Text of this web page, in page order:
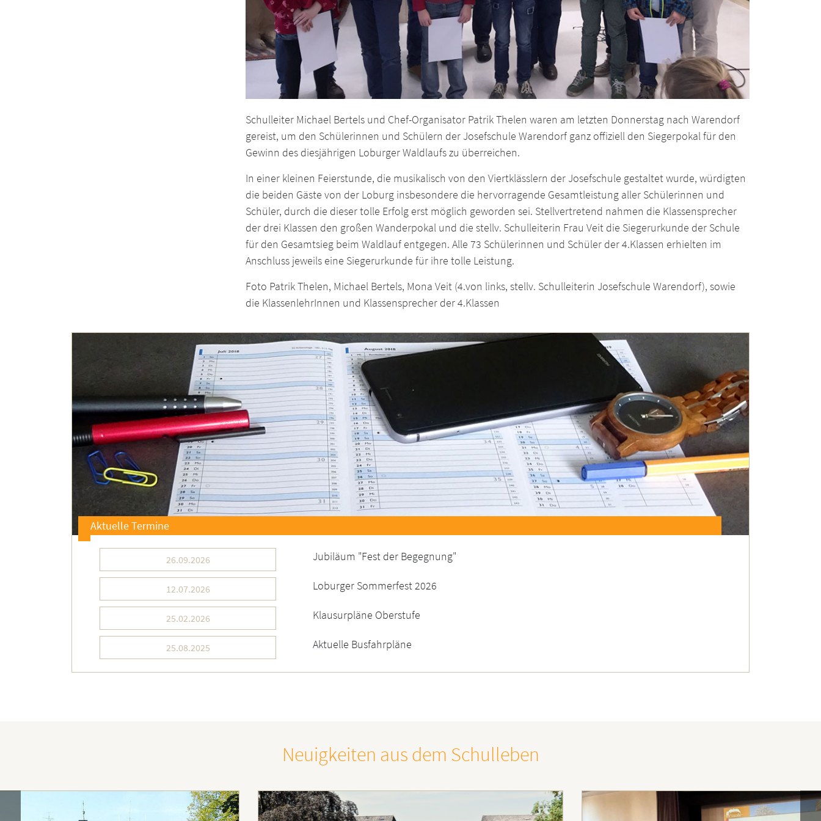
Schulleiter Michael Bertels und Chef-Organisator Patrik Thelen waren am letzten Donnerstag nach Warendorf
gereist, um den Schülerinnen und Schülern der Josefschule Warendorf ganz offiziell den Siegerpokal für den
Gewinn des diesjährigen Loburger Waldlaufs zu überreichen.
In einer kleinen Feierstunde, die musikalisch von den Viertklässlern der Josefschule gestaltet wurde, würdigten
die beiden Gäste von der Loburg insbesondere die hervorragende Gesamtleistung aller Schülerinnen und
Schüler, durch die dieser tolle Erfolg erst möglich geworden sei. Stellvertretend nahmen die Klassensprecher
der drei Klassen den großen Wanderpokal und die stellv. Schulleiterin Frau Veit die Siegerurkunde der Schule
für den Gesamtsieg beim Waldlauf entgegen. Alle 73 Schülerinnen und Schüler der 4.Klassen erhielten im
Anschluss jeweils eine Siegerurkunde für ihre tolle Leistung.
Foto Patrik Thelen, Michael Bertels, Mona Veit (4.von links, stellv. Schulleiterin Josefschule Warendorf), sowie
die KlassenlehrInnen und Klassensprecher der 4.Klassen
Aktuelle Termine
26.09.2026 Jubiläum "Fest der Begegnung"
12.07.2026 Loburger Sommerfest 2026
25.02.2026 Klausurpläne Oberstufe
25.08.2025 Aktuelle Busfahrpläne
Neuigkeiten aus dem Schulleben